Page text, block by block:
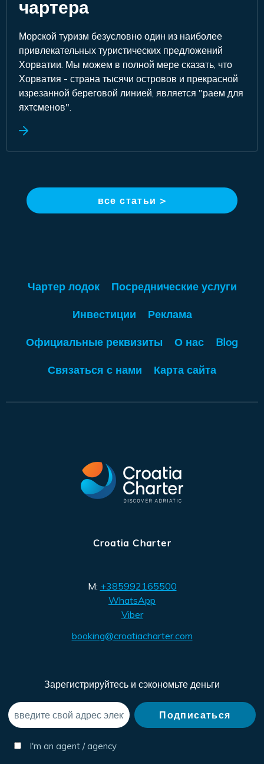
чартера
Морской туризм безусловно один из наиболее
привлекательных туристических предложений
Хорватии. Мы можем в полной мере сказать, что
Хорватия - страна тысячи островов и прекрасной
изрезанной береговой линией, является "раем для
яхтсменов".
все статьи >
Чартер лодок Посреднические услуги
Инвестиции Реклама
Официальные реквизиты О нас Blog
Связаться с нами Карта сайта
Croatia Charter
M: +385992165500
WhatsApp
Viber
booking@croatiacharter.com
Зарегистрируйтесь и сэкономьте деньги
I'm an agent / agency